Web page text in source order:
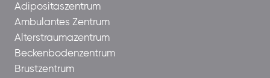
Adipositaszentrum
Ambulantes Zentrum
Alterstraumazentrum
Beckenbodenzentrum
Brustzentrum